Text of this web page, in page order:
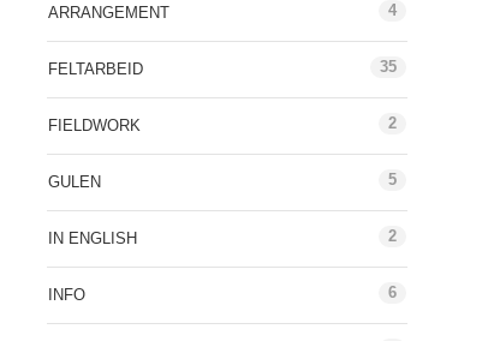
ARRANGEMENT 4
FELTARBEID 35
FIELDWORK 2
GULEN 5
IN ENGLISH 2
INFO 6